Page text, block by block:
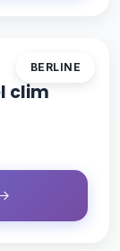
BERLINE
clim